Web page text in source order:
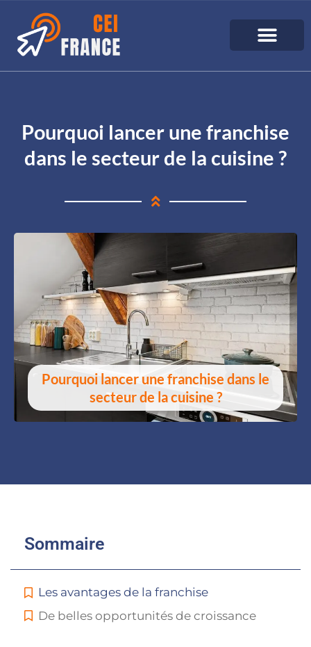
Pourquoi lancer une franchise
dans le secteur de la cuisine ?
Pourquoi lancer une franchise dans le
secteur de la cuisine ?
Sommaire
Les avantages de la franchise
De belles opportunités de croissance